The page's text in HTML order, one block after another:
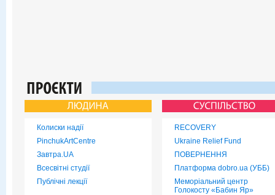
Колиски надії
PinchukArtCentre
Завтра.UA
Всесвітні студії
Публічні лекції
RECOVERY
Ukraine Relief Fund
ПОВЕРНЕННЯ
Платформа dobro.ua (УББ)
Меморіальний центр
Голокосту «Бабин Яр»